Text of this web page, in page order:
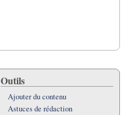
Outils
Ajouter du contenu
Astuces de rédaction